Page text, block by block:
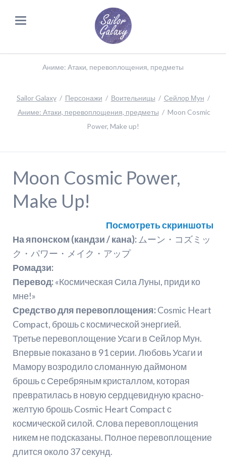
Аниме: Атаки, перевоплощения, предметы
Sailor Galaxy Персонажи Воительницы
Сейлор Мун
Аниме: Атаки, перевоплощения, предметы
Moon Cosmic
Power, Make up!
Moon Cosmic Power,
Make Up!
Посмотреть скриншоты
На японском (кандзи / кана):ムーン・コズミッ
ク・パワー・メイク・アップ
Ромадзи:
Перевод:«Космическая Сила Луны, приди ко
мне!»
Средство для перевоплощения:Cosmic Heart
Compact, брошь с космической энергией.
Третье перевоплощение Усаги в Сейлор Мун.
Впервые показано в 91 серии. Любовь Усаги и
Мамору возродило сломанную даймоном
брошь с Серебряным кристаллом, которая
превратилась в новую сердцевидную красно-
желтую брошь Cosmic Heart Compact с
космической силой. Слова перевоплощения
никем не подсказаны. Полное перевоплощение
длится около 37 секунд.